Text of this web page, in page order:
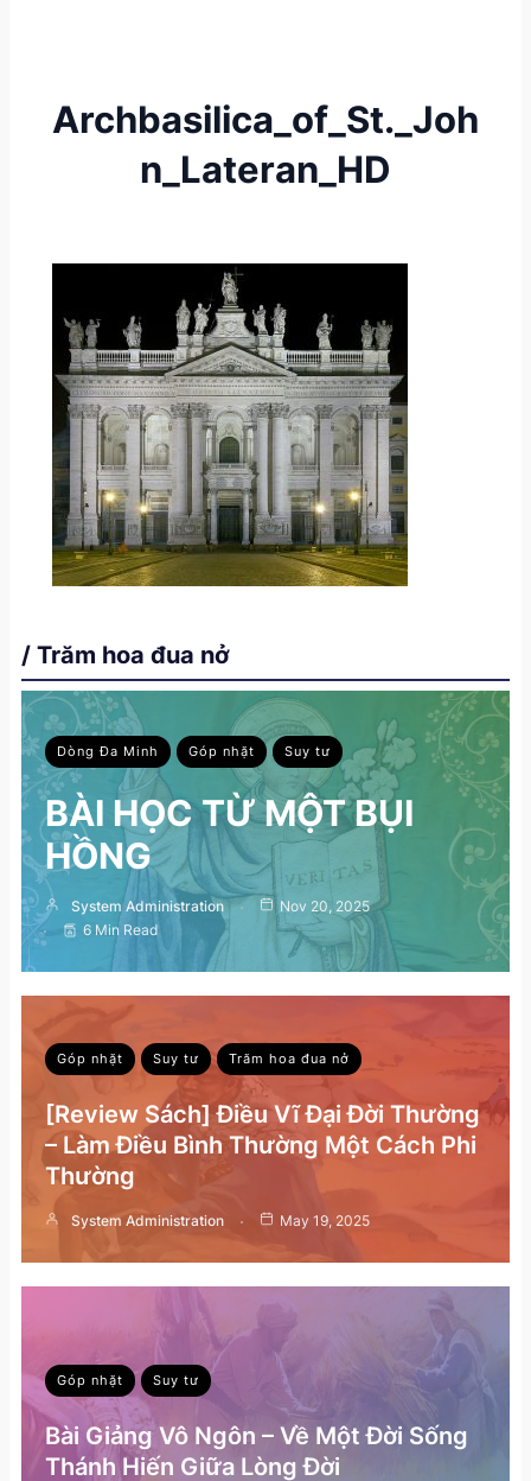
Archbasilica_of_St._Joh
n_Lateran_HD
/ Trăm hoa đua nở
Dòng Đa Minh Góp nhặt Suy tư
BÀI HỌC TỪ MỘT BỤI
HỒNG
System Administration
Nov 20, 2025
6 Min Read
Góp nhặt Suy tư Trăm hoa đua nở
[Review Sách] Điều Vĩ Đại Đời Thường
– Làm Điều Bình Thường Một Cách Phi
Thường
System Administration May 19, 2025
Góp nhặt Suy tư
Bài Giảng Vô Ngôn – Về Một Đời Sống
Thánh Hiến Giữa Lòng Đời